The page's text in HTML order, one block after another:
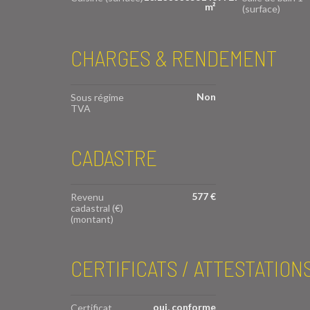
m²
(surface)
CHARGES & RENDEMENT
Sous régime
TVA
Non
CADASTRE
Revenu
cadastral (€)
(montant)
577 €
CERTIFICATS /
Certificat oui, conforme